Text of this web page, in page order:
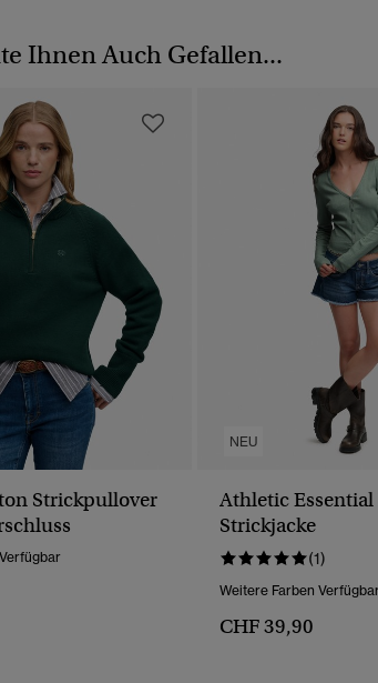
Ihnen Auch Gefallen...
Strickpullover
NEU
Athletic
Strickjacke
(1)
Weitere Farben
CHF 39,90